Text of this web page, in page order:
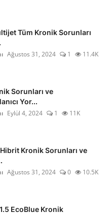
Tüm Kronik Sorunları
Ağustos 31, 2024 1 11.4K
Sorunları ve
Yor...
Eylül 4, 2024 1 11K
Hibrit Kronik Sorunları ve
Ağustos 31, 2024 0 10.5K
EcoBlue Kronik